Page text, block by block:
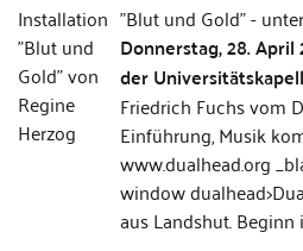
Installation
"Blut und
Gold" von
Regine
Herzog
"Blut und Gold" -
Donnerstag, 28. April
der
Friedrich Fuchs vom
Einführung, Musik
www.dualhead.org
window
aus Lands­hut. Beginn